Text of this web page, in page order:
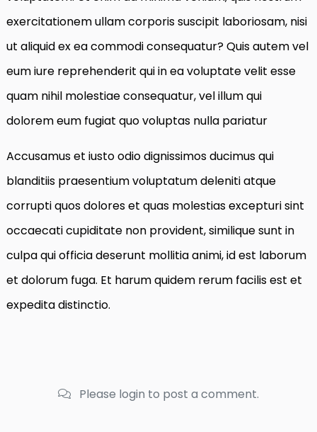
exercitationem ullam corporis suscipit laboriosam, nisi
ut aliquid ex ea commodi consequatur? Quis autem vel
eum iure reprehenderit qui in ea voluptate velit esse
quam nihil molestiae consequatur, vel illum qui
dolorem eum fugiat quo voluptas nulla pariatur
Accusamus et iusto odio dignissimos ducimus qui
blanditiis praesentium voluptatum deleniti atque
corrupti quos dolores et quas molestias excepturi sint
occaecati cupiditate non provident, similique sunt in
culpa qui officia deserunt mollitia animi, id est laborum
et dolorum fuga. Et harum quidem rerum facilis est et
expedita distinctio.
Please login to post a comment.